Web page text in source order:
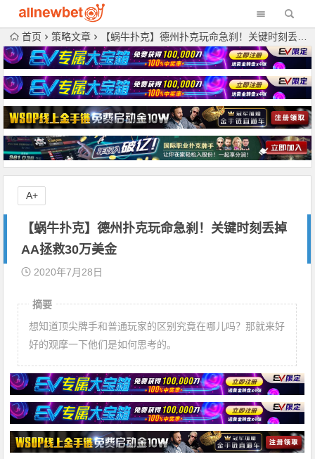
首页 策略文章 【蜗牛扑克】德州扑克玩命急刹！关键时刻丢掉AA拯救30万美金
【蜗牛扑克】德州扑克玩命急刹！关键时刻丢掉
AA拯救30万美金
2020年7月28日
摘要
想知道顶尖牌手和普通玩家的区别究竟在哪儿吗？那就来好
好的观摩一下他们是如何思考的。
A+